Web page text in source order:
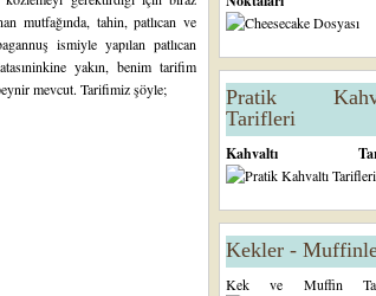
mutfağında, tahin, patlıcan ve
ismiyle yapılan patlıcan
yakın, benim tarifim
mevcut. Tarifimiz şöyle;
Pratik
Tarifleri
Kahvaltı
Kekler -
Kek ve Muffin